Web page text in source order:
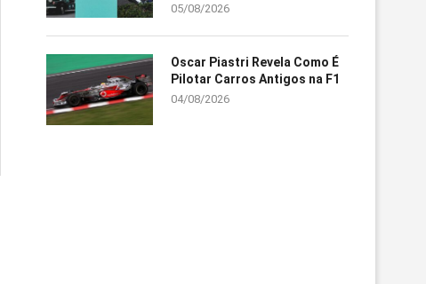
05/08/2026
Oscar Piastri Revela Como É
Pilotar Carros Antigos na F1
04/08/2026